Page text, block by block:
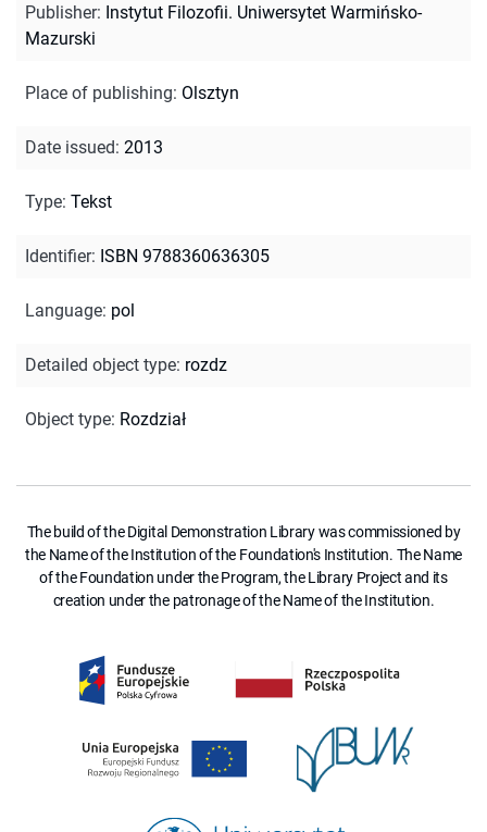
Publisher: Instytut Filozofii. Uniwersytet Warmińsko-
Mazurski
Place of publishing: Olsztyn
Date issued: 2013
Type: Tekst
Identifier: ISBN 9788360636305
Language: pol
Detailed object type: rozdz
Object type: Rozdział
The build of the Digital Demonstration Library was commissioned by
the Name of the Institution of the Foundation's Institution. The Name
of the Foundation under the Program, the Library Project and its
creation under the patronage of the Name of the Institution.